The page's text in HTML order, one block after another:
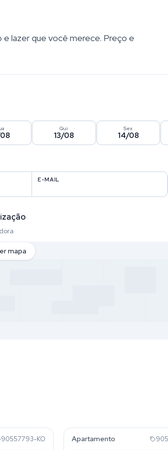
lazer que você merece. Preço e
Qui
13/08
Sex
14/08
E-MAIL
mapa
90557793-KO Apartamento